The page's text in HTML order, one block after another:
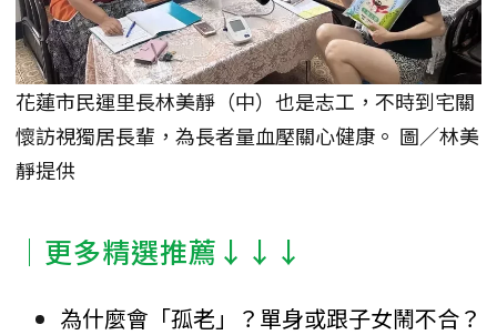
花蓮市民運里長林美靜（中）也是志工，不時到宅關
懷訪視獨居長輩，為長者量血壓關心健康。 圖／林美
靜提供
│更多精選推薦↓↓↓
為什麼會「孤老」？單身或跟子女鬧不合？